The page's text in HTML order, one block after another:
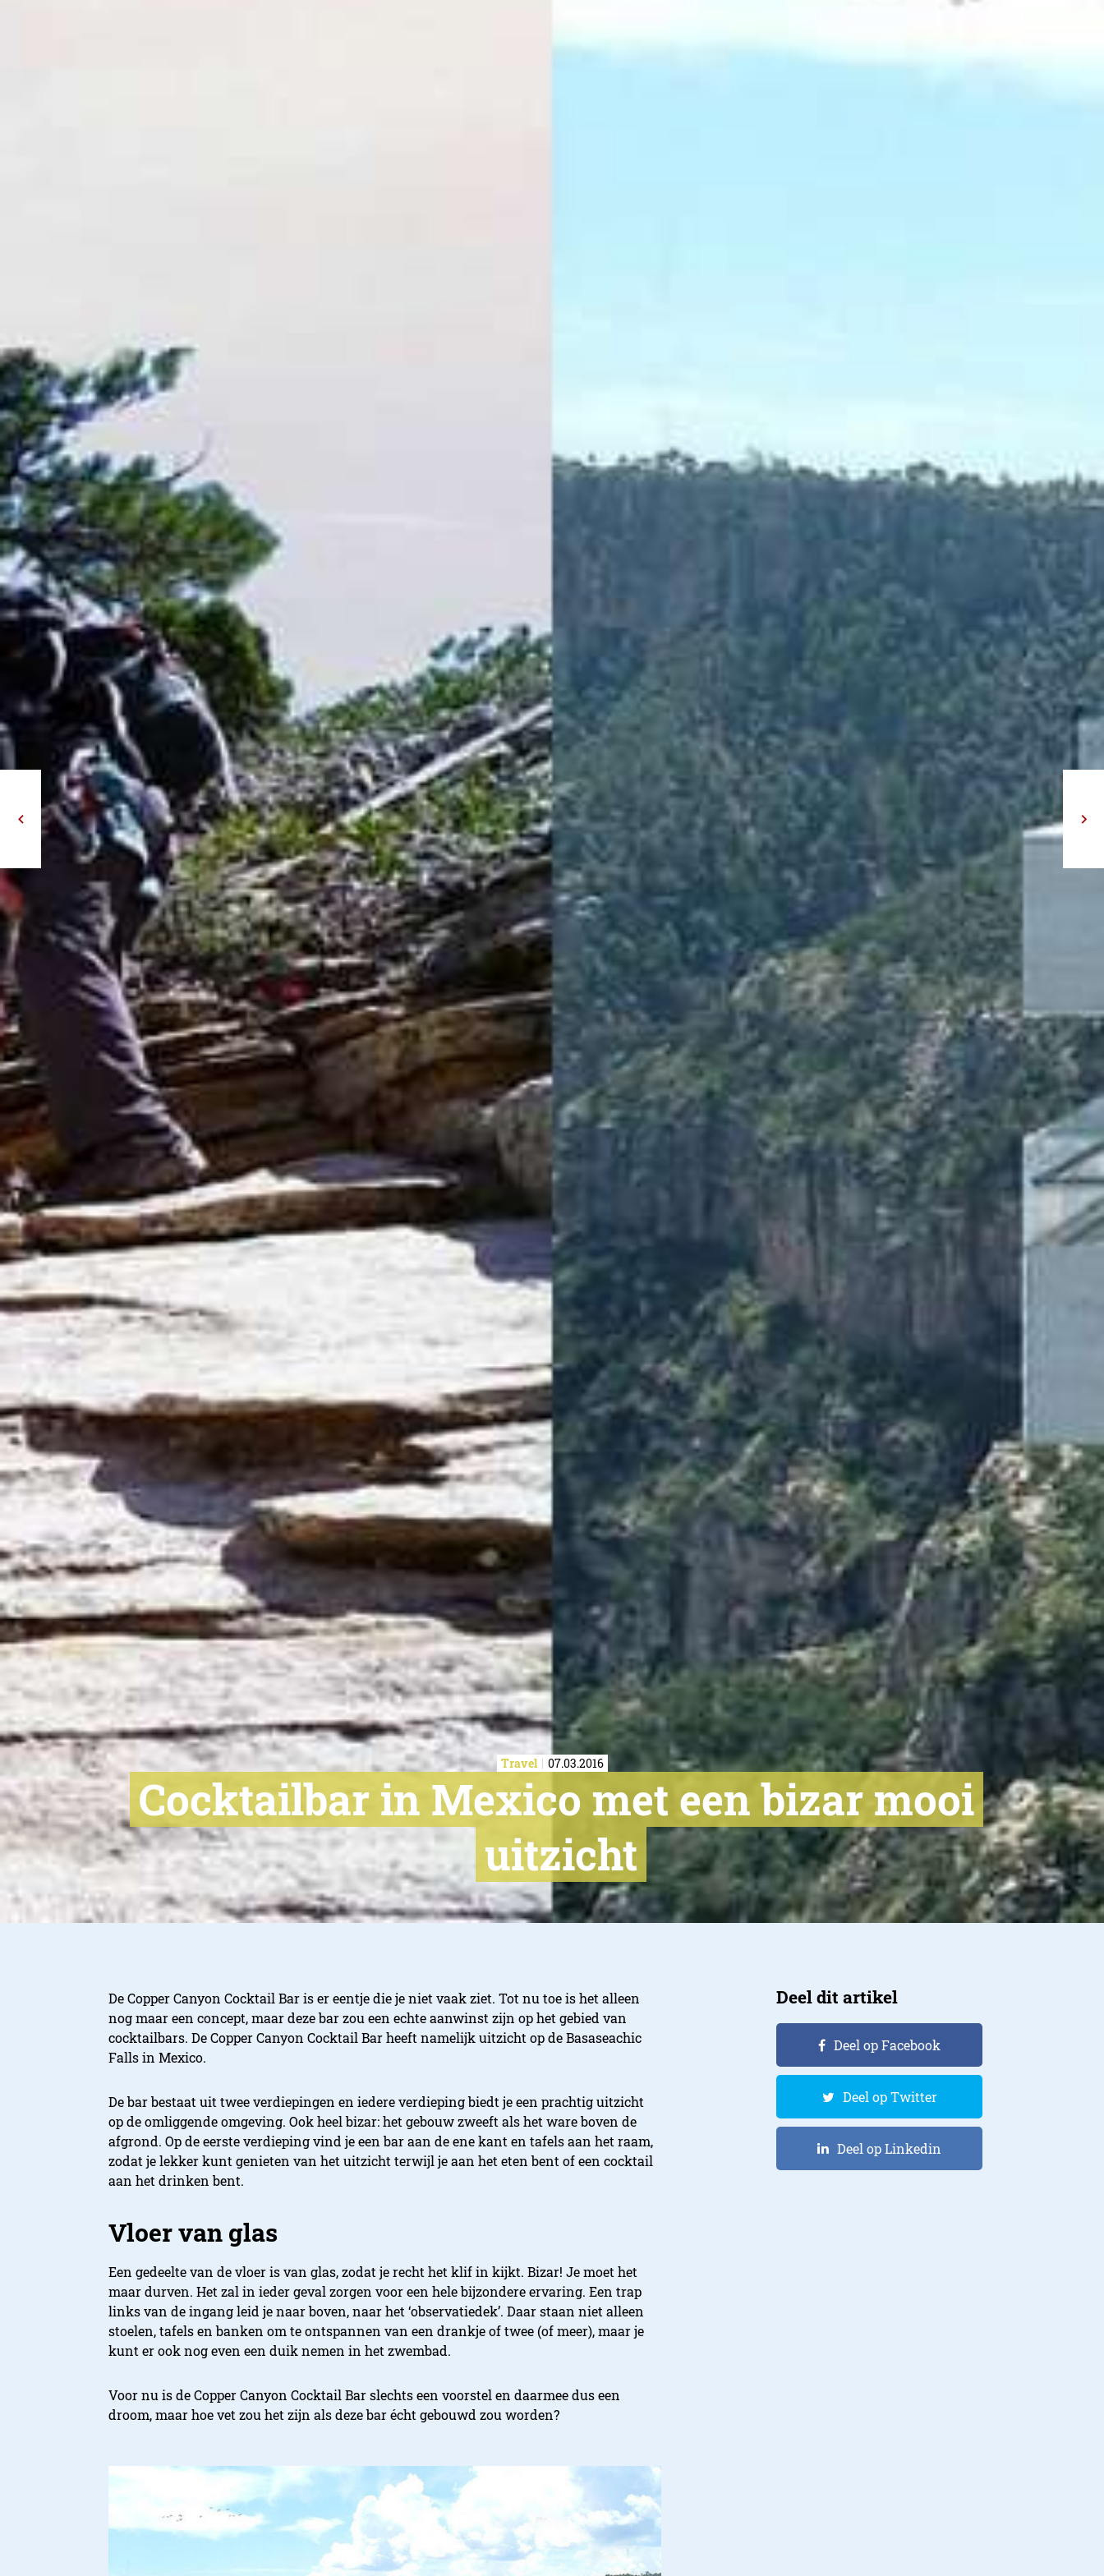
Travel 07.03.2016
Cocktailbar in Mexico met een bizar mooi
uitzicht
De Copper Canyon Cocktail Bar is er eentje die je niet vaak ziet. Tot nu toe is het alleen
nog maar een concept, maar deze bar zou een echte aanwinst zijn op het gebied van
cocktailbars. De Copper Canyon Cocktail Bar heeft namelijk uitzicht op de Basaseachic
Falls in Mexico.
De bar bestaat uit twee verdiepingen en iedere verdieping biedt je een prachtig uitzicht
op de omliggende omgeving. Ook heel bizar: het gebouw zweeft als het ware boven de
afgrond. Op de eerste verdieping vind je een bar aan de ene kant en tafels aan het raam,
zodat je lekker kunt genieten van het uitzicht terwijl je aan het eten bent of een cocktail
aan het drinken bent.
Vloer van glas
Een gedeelte van de vloer is van glas, zodat je recht het klif in kijkt. Bizar! Je moet het
maar durven. Het zal in ieder geval zorgen voor een hele bijzondere ervaring. Een trap
links van de ingang leid je naar boven, naar het ‘observatiedek’. Daar staan niet alleen
stoelen, tafels en banken om te ontspannen van een drankje of twee (of meer), maar je
kunt er ook nog even een duik nemen in het zwembad.
Voor nu is de Copper Canyon Cocktail Bar slechts een voorstel en daarmee dus een
droom, maar hoe vet zou het zijn als deze bar écht gebouwd zou worden?
Deel dit artikel
Deel op Facebook
Deel op Twitter
Deel op Linkedin